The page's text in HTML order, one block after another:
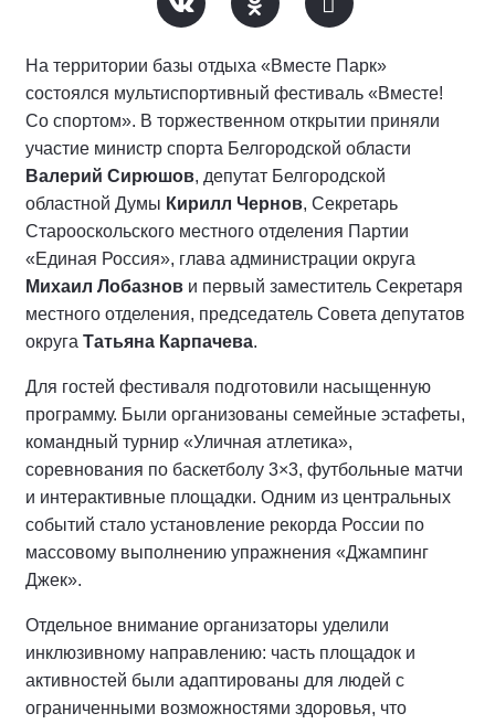
На территории базы отдыха «Вместе Парк»
состоялся мультиспортивный фестиваль «Вместе!
Со спортом». В торжественном открытии приняли
участие министр спорта Белгородской области
Валерий Сирюшов, депутат Белгородской
областной Думы Кирилл Чернов, Секретарь
Старооскольского местного отделения Партии
«Единая Россия», глава администрации округа
Михаил Лобазнов и первый заместитель Секретаря
местного отделения, председатель Совета депутатов
округа Татьяна Карпачева.
Для гостей фестиваля подготовили насыщенную
программу. Были организованы семейные эстафеты,
командный турнир «Уличная атлетика»,
соревнования по баскетболу 3×3, футбольные матчи
и интерактивные площадки. Одним из центральных
событий стало установление рекорда России по
массовому выполнению упражнения «Джампинг
Джек».
Отдельное внимание организаторы уделили
инклюзивному направлению: часть площадок и
активностей были адаптированы для людей с
ограниченными возможностями здоровья, что